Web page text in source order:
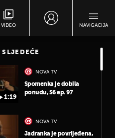
VIDEO NAVIGACIJA
1:19
NOVA TV
Spomenka je dobila
ponudu, S6 ep. 97
NOVA TV
Jadranka je povrijeđena,